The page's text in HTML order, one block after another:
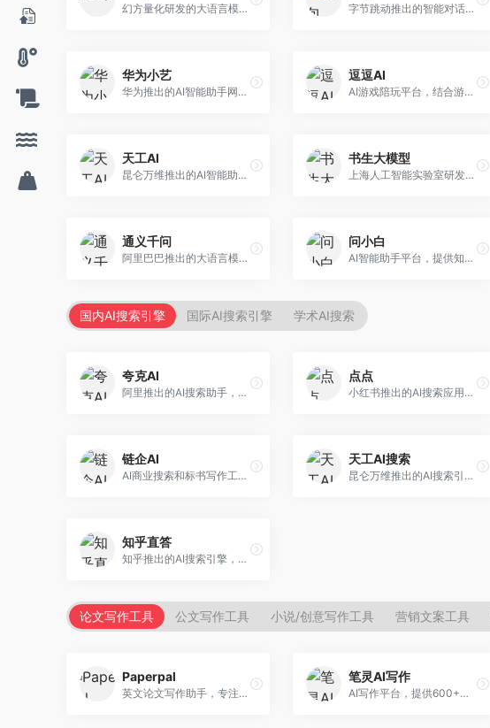
幻方量化研发的大语言模型平台，专注于深度推理和代码生成能力。面向开发者、研究人员和技术爱好者，提供强大的逻辑推理和数学计算功能，开源生态完善，API接口友好。 字节跳动推出的智能对话助手平台，提供文本创作、知识问答、英语学习等多种AI服务。面向普通用户和内容创作者，支持多轮对话和文件解析，免费使用，响应速度快，中文理解能力强。
华为小艺
华为推出的AI智能助手网页端，深度整合鸿蒙生态和华为云服务。面向华为设备用户，支持语音交互、智能问答、设备控制等功能，与华为硬件生态无缝衔接。
逗逗AI
AI游戏陪玩平台，结合游戏理解和自然语言交互技术。面向游戏玩家，提供游戏攻略、陪玩互动、社交聊天等服务，游戏知识丰富，互动体验有趣。
天工AI
昆仑万维推出的AI智能助手，集成搜索、对话、创作等多种能力。面向普通用户和内容创作者，支持联网搜索、文本生成、图像理解等功能，响应速度快，免费使用。
书生大模型
上海人工智能实验室研发的开源大模型系列，支持多尺度和多模态。面向研究机构和开发者，开源生态完善，学术研究背景深厚，适合科研和定制开发。
通义千问
阿里巴巴推出的大语言模型平台，提供对话问答、文档处理、图像理解、代码编写等全方位AI服务。面向企业用户和个人开发者，集成阿里云生态，支持多模态交互，企业级安全保障。
问小白
AI智能助手平台，提供知识问答、文本创作、文档处理等服务。面向普通用户和职场人士，操作简便，响应速度快，支持多场景应用。
国内AI搜索引擎 国际AI搜索引擎 学术AI搜索
夸克AI
阿里推出的AI搜索助手，整合搜索与AI功能。面向年轻用户，提供智能搜索、文档处理、学习辅助等服务，与夸克生态深度整合。
点点
小红书推出的AI搜索应用，专注于生活方式内容搜索。面向小红书用户，提供生活攻略、消费决策、内容推荐等服务，生活方式内容丰富。
链企AI
AI商业搜索和标书写作工具，专注于企业服务场景。面向企业用户，提供商业信息搜索、标书生成、企业分析等服务，商业信息专业。
天工AI搜索
昆仑万维推出的AI搜索引擎，整合大模型与搜索能力。面向普通用户，提供智能问答、深度搜索、内容整理等服务，中文搜索体验好。
知乎直答
知乎推出的AI搜索引擎，专注于知识问答场景。面向知识获取者，提供知乎内容搜索、智能问答、知识整理等服务，专业知识丰富。
论文写作工具 公文写作工具 小说/创意写作工具 营销文案工具
Paperpal
英文论文写作助手，专注于学术英语润色。面向需要发表国际期刊的研究者，提供语法检查、学术表达优化、格式规范等服务，英语表达地道专业。
笔灵AI写作
AI写作平台，提供600+写作模板。面向学生、职场人士和内容创作者，支持论文、公文、营销文案等多种文体，模板丰富，一键生成，写作效率大幅提升。